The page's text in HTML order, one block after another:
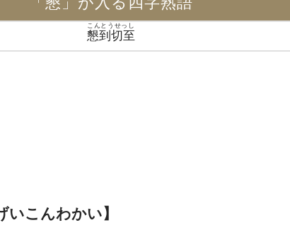
懇到切至
こんとうせっし
いこんわかい】